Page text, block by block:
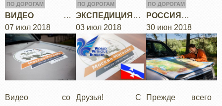
Пермь на восток.
Следующая
остановка по
плану была в
природной
жемчужине
пермского края -
ПО ДОРОГАМ
достопримечател
ьность под
названием
"Каменный
город". По
поводу нее я не
питал каких…
ПО ДОРОГАМ
идеи экспедиции
посвящена
прохождению
Сибирского
тракта. В сети с
одной стороны
очень много…
ПО ДОРОГАМ
ВИДЕО СО
СБОРАМИ И
СТАРТОМ
07 июл 2018
Видео со
ЭКСПЕДИЦИЯ
ПОЛУЧИЛА
ПОДДЕРЖКУ!
03 июл 2018
Друзья! С
РОССИЯ
СКВОЗЬ ВЕКА:
НЕДЕЛЯ ДО
СТАРТА
30 июн 2018
Прежде всего